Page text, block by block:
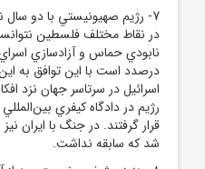
7- رژيم صهيونيستي با دو
در نقاط مختلف فلسطين
نابودي حماس و آزادسازي
درصدد است با اين توافق به
اسرائيل در سرتاسر جهان نزد
رژيم در دادگاه کيفري
قرار گرفتند. در جنگ با ايران
شد که سابقه نداشت.